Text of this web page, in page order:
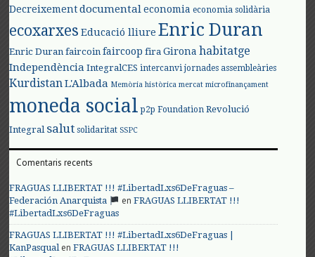
Decreixement documental economia economia solidària
ecoxarxes Educació lliure Enric Duran
Enric Duran faircoin faircoop fira Girona habitatge
Independència IntegralCES intercanvi jornades assembleàries
KurdistanL'Albada Memòria històrica mercat microfinançament
moneda social p2p Foundation Revolució
Integral salut solidaritat SSPC
Comentaris recents
FRAGUAS LLIBERTAT !!! #LibertadLxs6DeFraguas –
Federación Anarquista
enFRAGUAS LLIBERTAT !!!
#LibertadLxs6DeFraguas
FRAGUAS LLIBERTAT !!! #LibertadLxs6DeFraguas |
KanPasqualenFRAGUAS LLIBERTAT !!!